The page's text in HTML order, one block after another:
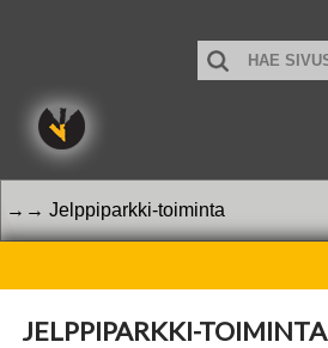
HAE
SIVUSTOLTA
JELPPIPARKKI-TOIMINTA